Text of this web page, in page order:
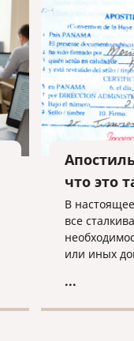
что это
В
все
или иных
поездками,
...